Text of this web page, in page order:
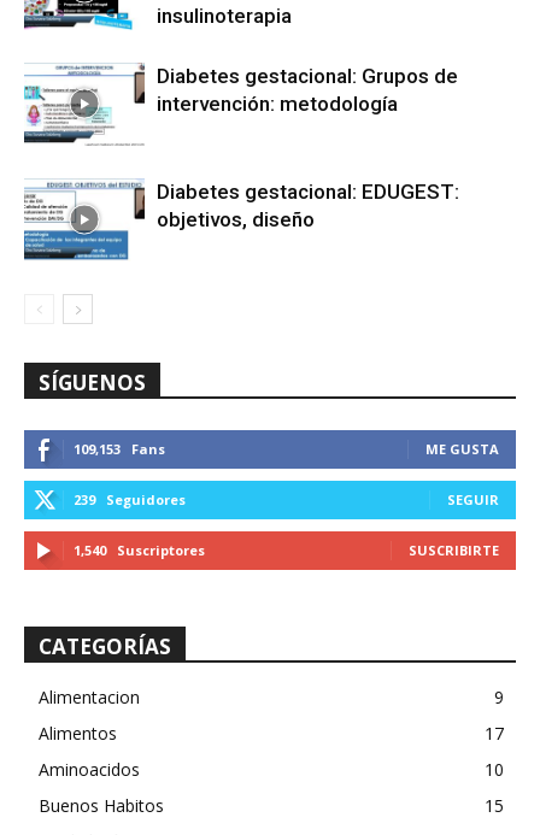
insulinoterapia
Diabetes gestacional: Grupos de
intervención: metodología
Diabetes gestacional: EDUGEST:
objetivos, diseño
SÍGUENOS
109,153 Fans ME GUSTA
239 Seguidores SEGUIR
1,540 Suscriptores SUSCRIBIRTE
CATEGORÍAS
Alimentacion
9
Alimentos
17
Aminoacidos
10
Buenos Habitos
15